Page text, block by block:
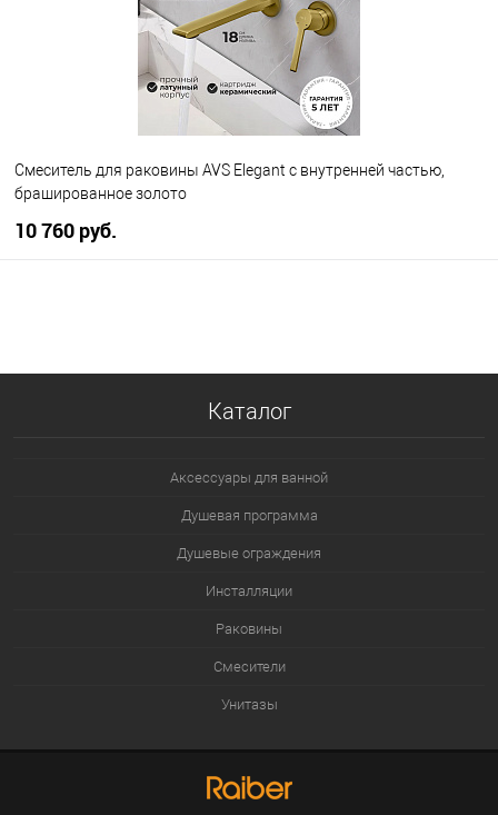
Смеситель для раковины AVS Elegant с внутренней частью,
брашированное золото
10 760 руб.
Каталог
Аксессуары для ванной
Душевая программа
Душевые ограждения
Инсталляции
Раковины
Смесители
Унитазы